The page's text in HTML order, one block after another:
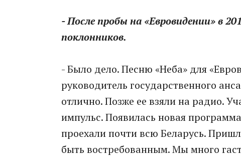
- После пробы на «Евровидении» в
поклонников.
- Было дело. Песню «Неба» для
руководитель государственного
отлично. Позже ее взяли на радио.
импульс. Появилась новая
проехали почти всю Беларусь.
быть востребованным. Мы много